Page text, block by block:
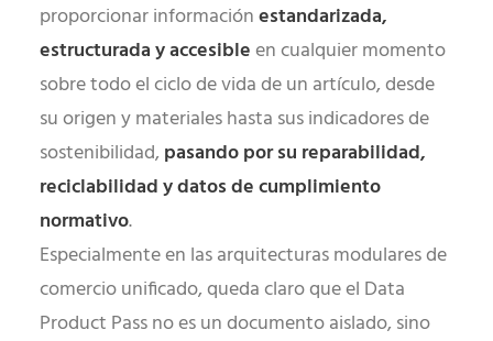
proporcionar informaciónestandarizada,
estructurada y accesibleen cualquier momento
sobre todo el ciclo de vida de un artículo, desde
su origen y materiales hasta sus indicadores de
sostenibilidad, pasando por su reparabilidad,
reciclabilidad y datos de cumplimiento
normativo.
Especialmente en las arquitecturas modulares de
comercio unificado, queda claro que el Data
Product Pass no es un documento aislado, sino